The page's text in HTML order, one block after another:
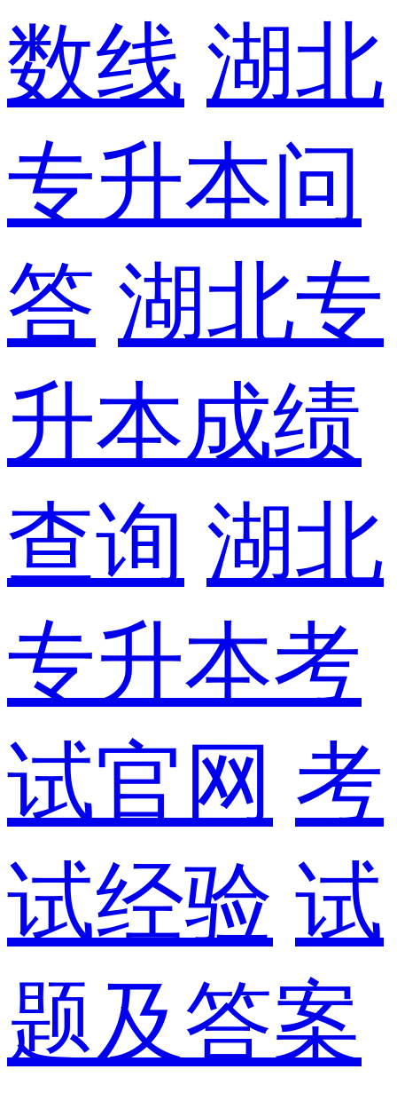
数线 湖北
专升本问
答 湖北专
升本成绩
查询 湖北
专升本考
试官网 考
试经验 试
题及答案